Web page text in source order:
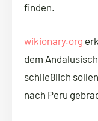
finden.
wikionary.org
dem
schließlich
nach Peru